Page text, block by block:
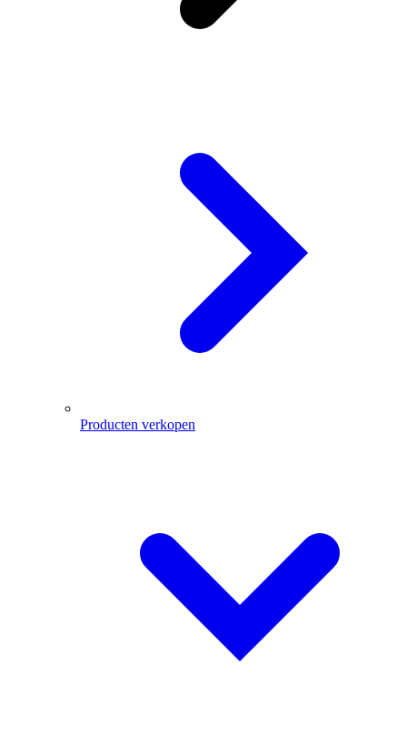
Producten verkopen